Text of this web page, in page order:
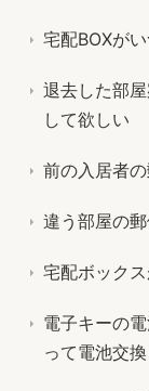
宅配BOXが
退去した部
して欲しい
前の入居者
違う部屋の
宅配ボック
電子キーの
って電池交